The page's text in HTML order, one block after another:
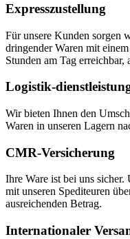
Expresszustellung
Für unsere Kunden sorgen
dringender Waren mit
Stunden am Tag erreichbar,
Logistik-
Wir bieten Ihnen den
Waren in unseren Lagern
CMR-Versicherung
Ihre Ware ist bei uns sicher.
mit unseren Spediteuren
ausreichenden Betrag.
Internationaler